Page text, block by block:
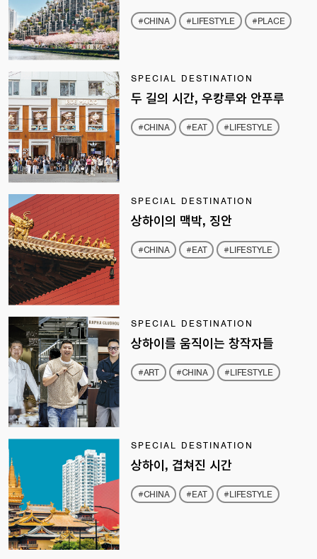
#CHINA #LIFESTYLE #PLACE
SPECIAL DESTINATION
두 길의 시간, 우캉루와 안푸루
#CHINA #EAT #LIFESTYLE
SPECIAL DESTINATION
상하이의 맥박, 징안
#CHINA #EAT #LIFESTYLE
SPECIAL DESTINATION
상하이를 움직이는 창작자들
#ART #CHINA #LIFESTYLE
SPECIAL DESTINATION
상하이, 겹쳐진 시간
#CHINA #EAT #LIFESTYLE